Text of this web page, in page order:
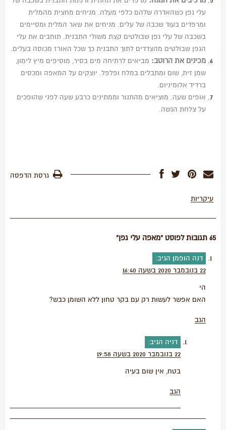
עלי גפן כשהאדרה שלהם כלפי מעלה. מניחים מחצית מהמלית
ומרפדים בעוד שכבה של עלים. מניחים את שאר המלית ומסיימים
בשכבה של עלי גפן שבולטים קצת משולי התבנית. תוחבים את עלי
הגפן שבולטים מהצדדים לתוך התבנית כך שכל האורז מכוסה בעלים.
מכינים את הרוטב: מביאים לרתיחה מים בסיר, מוסיפים מיץ לימון,
שמן זית, שום ומתבלים במלח ופלפל. יוצקים על המאפה ומכסים
ברדיד אלומיניום.
אופים שעה. מוציאים מהתנור וממתינים כרבע שעה לפני שהופכים
על צלחת הגשה.
גרסת הדפסה
עיקריות
65 תגובות לפוסט “מאפה עלי גפן”
דנה הופמן
הגיב:
22 בנובמבר 2020 בשעה 16:40
הי
האם אפשר לעשות רק עם בקר טחון ללא השומן כבש?
הגב
דניה
הגיב:
22 בנובמבר 2020 בשעה 19:58
בטח, אין שום בעיה
הגב